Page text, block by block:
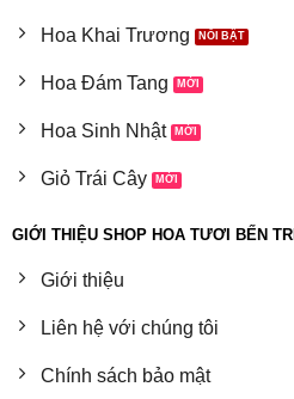
Hoa Khai Trương
Hoa Đám Tang
Hoa Sinh Nhật
Giỏ Trái Cây
GIỚI THIỆU SHOP HOA TƯƠI BẾN
Giới thiệu
Liên hệ với chúng tôi
Chính sách bảo mật